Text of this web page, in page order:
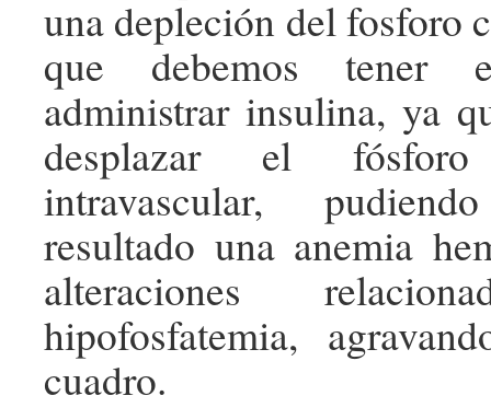
una depleción del fosforo
que debemos tener
administrar insulina, ya
desplazar el
intravascular,
resultado una anemia
alteraciones
hipofosfatemia,
cuadro.